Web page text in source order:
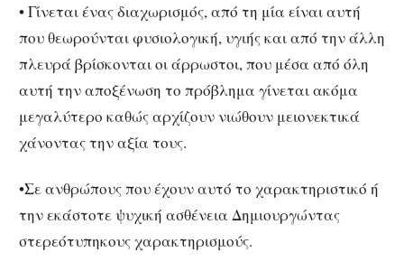
• Γίνεται ένας διαχωρισμός, από τη μία είναι αυτή
που θεωρούνται φυσιολογική, υγιής και από την άλλη
πλευρά βρίσκονται οι άρρωστοι, που μέσα από όλη
αυτή την αποξένωση το πρόβλημα γίνεται ακόμα
μεγαλύτερο καθώς αρχίζουν νιώθουν μειονεκτικά
χάνοντας την αξία τους.
•Σε ανθρώπους που έχουν αυτό το χαρακτηριστικό ή
την εκάστοτε ψυχική ασθένεια Δημιουργώντας
στερεότυπηκους χαρακτηρισμούς.